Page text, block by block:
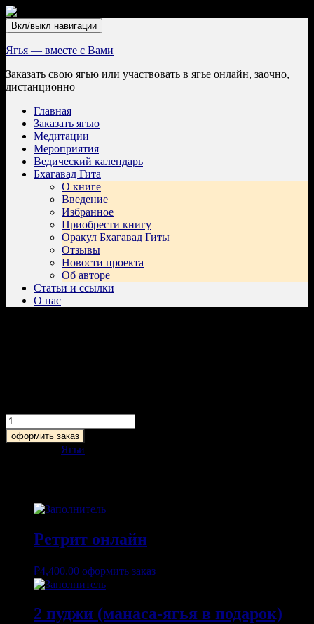
Вкл/выкл навигации
Ягья — вместе с Вами
Заказать свою ягью или участвовать в ягье онлайн, заочно,
дистанционно
Главная
Заказать ягью
Медитации
Мероприятия
Ведический календарь
Бхагавад Гита
О книге
Введение
Избранное
Приобрести книгу
Оракул Бхагавад Гиты
Отзывы
Новости проекта
Об авторе
Статьи и ссылки
О нас
Количество
товара
Пуджа
оформить заказ
Ягьи
Ретрит онлайн
₽4,400.00 оформить заказ
2 пуджи (манаса-ягья в подарок)